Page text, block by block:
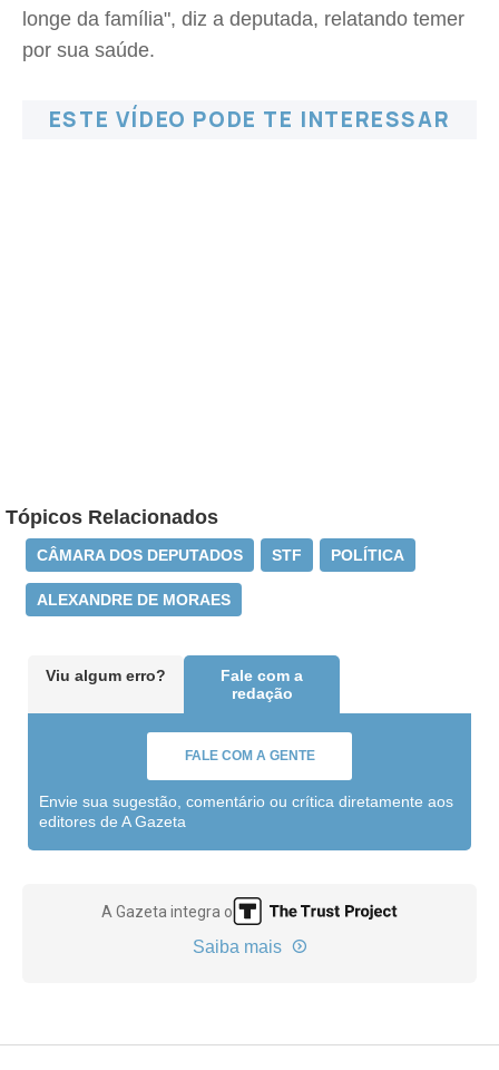
longe da família", diz a deputada, relatando temer
por sua saúde.
ESTE VÍDEO PODE TE INTERESSAR
Tópicos Relacionados
CÂMARA DOS DEPUTADOS STF POLÍTICA
ALEXANDRE DE MORAES
Viu algum erro?
Fale com a
redação
FALE COM A GENTE
Envie sua sugestão, comentário ou crítica diretamente aos
editores de A Gazeta
A Gazeta integra o
Saiba mais